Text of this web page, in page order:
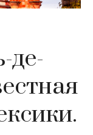
де-